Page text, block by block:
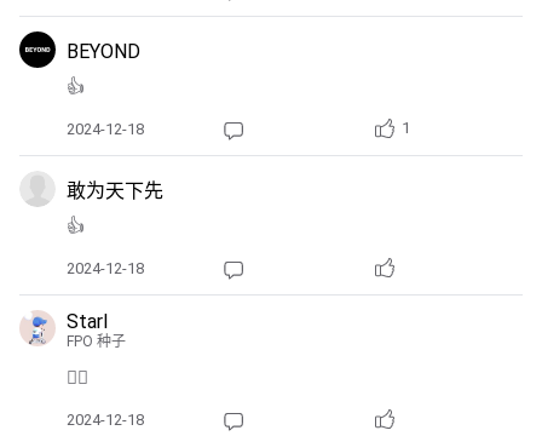
BEYOND
👍
2024-12-18 1
敢为天下先
👍
2024-12-18
Starl
FPO 种子
👍🏻
2024-12-18